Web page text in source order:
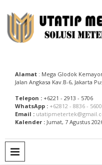
to
content
Alamat : Mega Glodok
Jalan Angkasa Kav.B-6, Jakarta
Telepon : +6221 - 2913 - 5706
WhatsApp : +62812 - 8836 - 5600
Email :
Kalender : Jumat, 7 Agustus